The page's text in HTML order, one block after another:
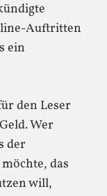
Auftritten
ein
den Leser
Wer
der
das
will,